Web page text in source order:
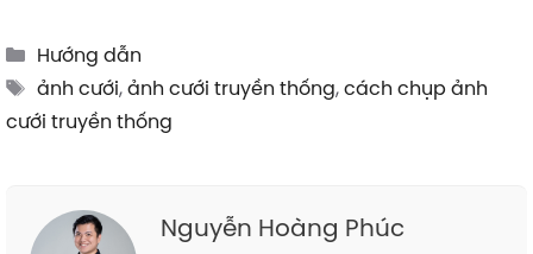
Categories
Hướng dẫn
Tags
ảnh cưới,ảnh cưới truyền thống,cách chụp ảnh
cưới truyền thống
Nguyễn Hoàng Phúc